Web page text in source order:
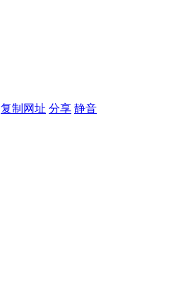
复制网址 分享 静音